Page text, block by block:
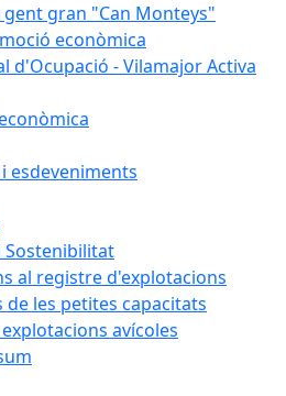
gent gran "Can Monteys"
econòmica
d'Ocupació - Vilamajor Activa
esdeveniments
Sostenibilitat
al registre d'explotacions
de les petites capacitats
avícoles